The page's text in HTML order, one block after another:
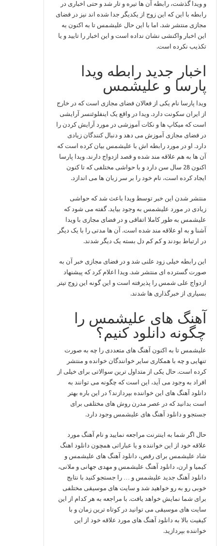
و ویدا گذشت، رابطه آن ها تیره و تار شد و حتی اخباری در
رابطه با این که این زوج از یکدیگر جدا شده اند نیز در فضای
مجازی منتشر شد. اما با این حال علیشمس تا به اکنون به
این اخبار واکنشی نشان نداده است و این اخبار را تایید و یا
تکذیب نکرده است.
اخبار جدید رابطه ویدا
پارسا و علیشمس
ویدا پارسا نام یکی از فعالان فضای مجازی است که در خارج
از ایران سکونت دارد. ویدا در واقع یک اینفلوئنسر آرایشی
است که میکاپ ها و نکات آموزشی در مورد آرایش کردن را
در فضای مجازی آموزش می دهد و دنبال کنندگان زیادی
دارد. او در مورد رابطه اش با علیشمس بیان کرده است که
آن ها به هم علاقه مند شده و قصد ازدواج دارند. ویدا پارسا
اکنون 28 سال سن دارد و با حواشی مختلفی که تا کنون
ایجاد کرده است، نام خود را بر سر زبان ها می اندازد.
منتشر شدن این خبر توسط ویدا باعث شد که حواشی
زیادی در مورد علیشمس به وجود بیاید. گفته می شود که
علیشمس به طور کاملا اتفاقی و در فضای مجازی با ویدا
آشنا و به او علاقه مند شده است. آن ها مدتی را با یک دیگر
در ارتباط بودند و کم کم دل بسته یک دیگر شدند.
این رابطه خیلی زود علنی شد و در فضای مجازی خبر آن به
صورت گسترده ای منتشر شد. ویدا اعلام کرد که پیشنهاد
ازدواج علی شمس را پذیرفته است و این گونه این زوج تیتر
بسیاری از خبرگذاری ها شدند.
آهنگ های علیشمس را
چگونه دانلود کنیم؟
علیشمس تا به اکنون آهنگ های متعددی را چه به صورت
تنهایی و چه با همکاری سایر خوانندگان خوانده و منتشر
کرده است. حال یکی از متداول ترین سوالاتی برای خیلی از
افراد به وجود می‌ آید، این است که چگونه می‌ توانند به
دانلود آهنگ های این خواننده بپردازند؟ در این باره بهتر
است بدانید که در عصر مدرن روش های مختلفی برای
جستجو و دانلود آهنگ های علیشمس وجود دارد.
حال اگر شما به اینترنت مراجعه نمایید و نام آهنگ مورد
علاقه خود از این خواننده و یا عباراتی همچون دانلود اهنگ
شاد علیشمس برای رقص، دانلود آهنگ های علیشمس و
کیمیا و ارن، دانلود آهنگ علیشمس و مهدی جهانی و ملانی،
دانلود آهنگ جدید علیشمس و … را جستجو کنید با نتایج
خوبی رو به رو خواهید شد و سایت های موسیقی مختلفی
برای شما نمایش خواهد یافت. با مراجعه به هر کدام از این
سایت های موسیقی می توانید در کوتاه ترین زمان و با
کیفیت بالا به دانلود آهنگ های مورد علاقه خود از این
خواننده بپردازید.